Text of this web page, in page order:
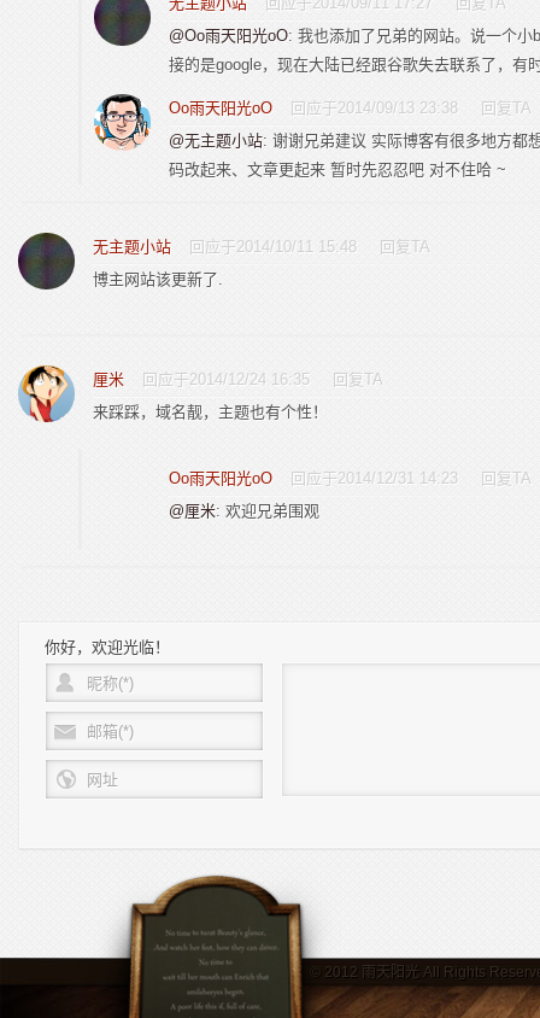
@Oo雨天阳光oO: 我也添加了兄弟的网站。说一个
接的是google，现在大陆已经跟谷歌失去联系了，有
Oo雨天阳光oO 回应于2014/09/13 23:38
回复TA
@无主题小站: 谢谢兄弟建议 实际博客有很多地方都
码改起来、文章更起来 暂时先忍忍吧 对不住哈 ~
无主题小站 回应于2014/10/11 15:48
回复TA
博主网站该更新了.
厘米 回应于2014/12/24 16:35
回复TA
来踩踩，域名靓，主题也有个性！
Oo雨天阳光oO 回应于2014/12/31 14:23
回复TA
@厘米: 欢迎兄弟围观
你好，欢迎光临！
昵称(*)
邮箱(*)
网址
© 2012 雨天阳光All Rights